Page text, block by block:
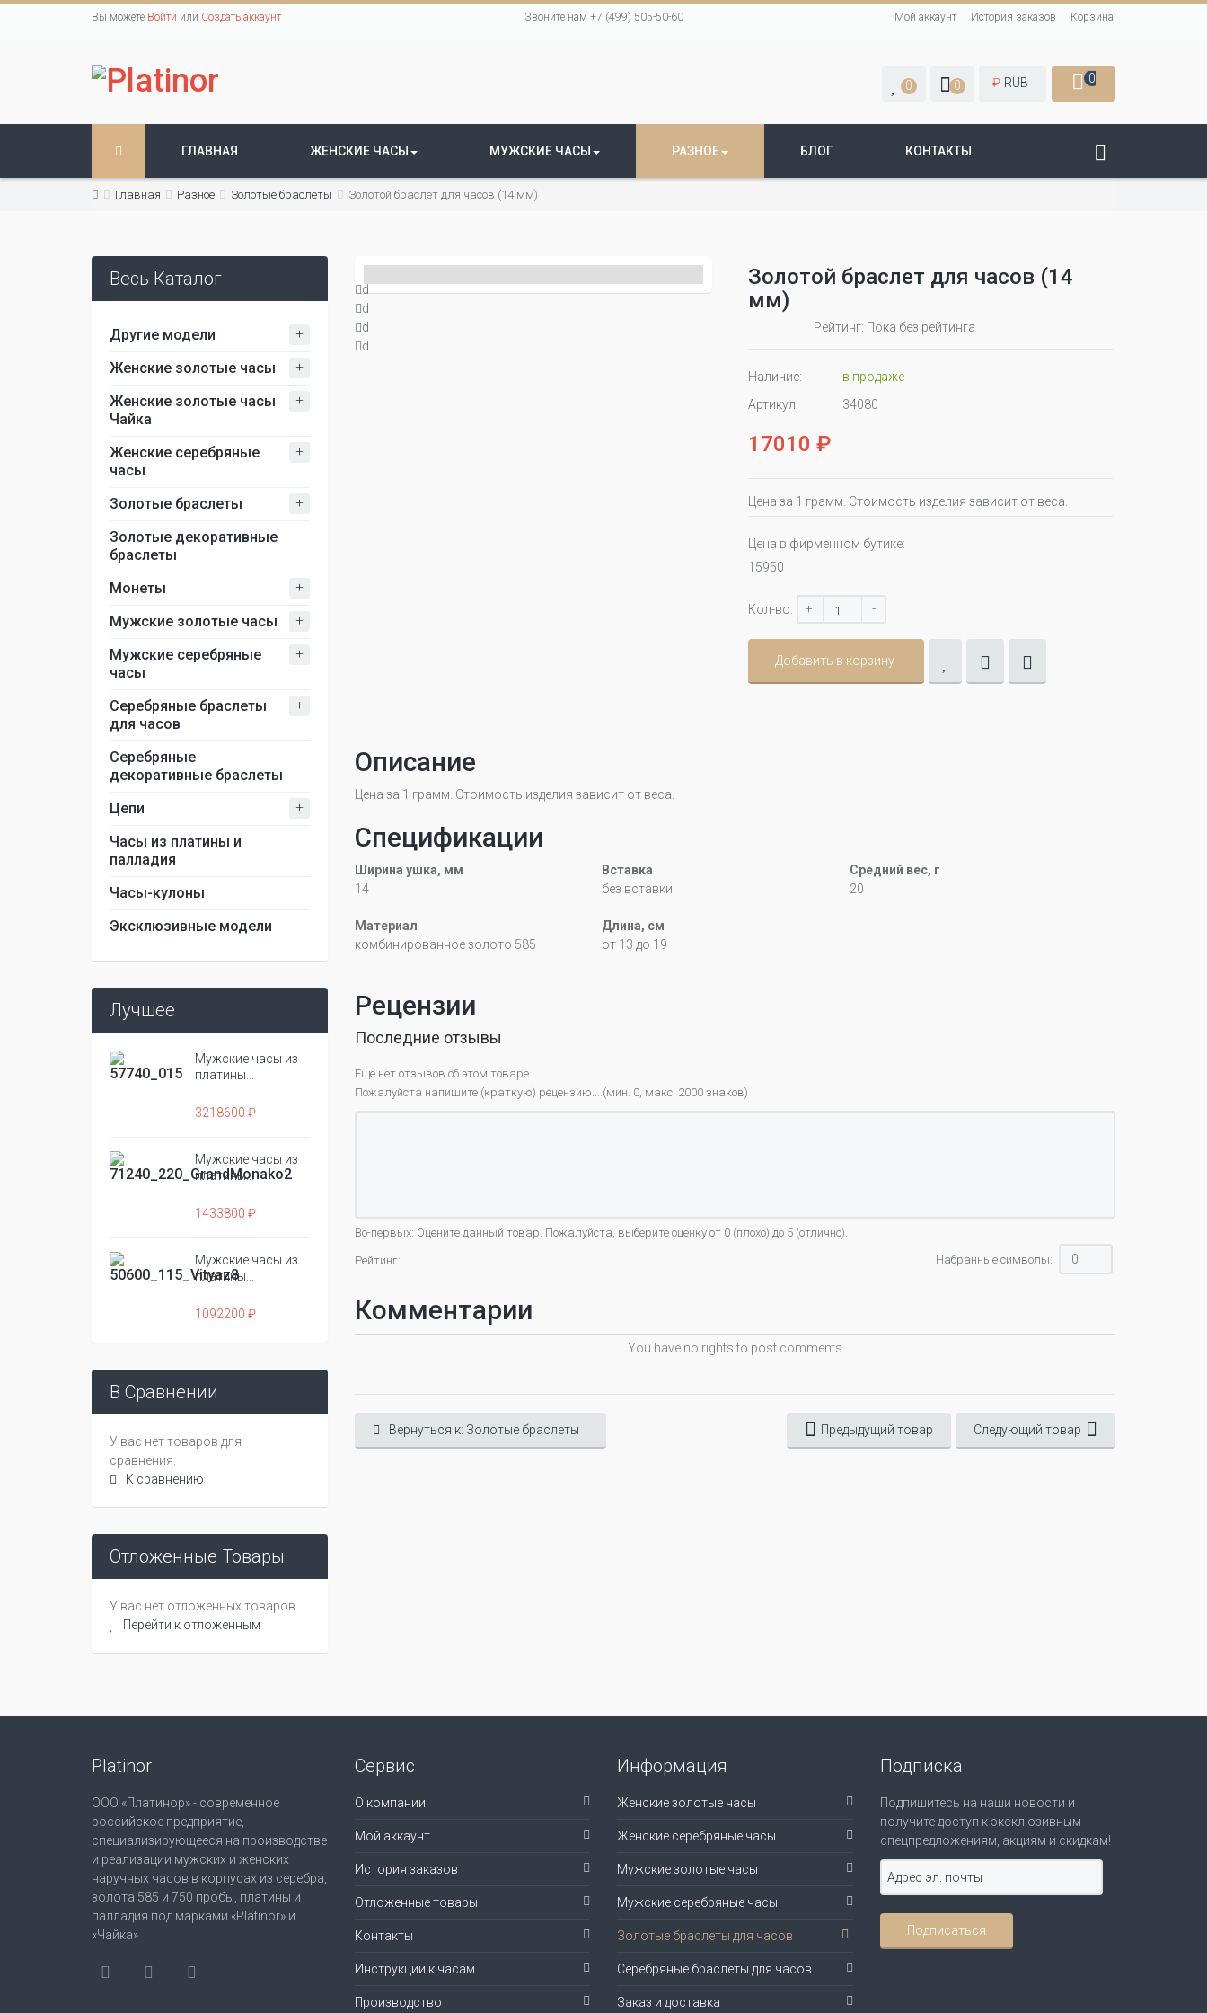
Вы можете Войти или Создать аккаунт Звоните нам +7 (499) 505-50-60 Мой аккаунт История заказов Корзина
0 0 ₽ RUB 0
ГЛАВНАЯ ЖЕНСКИЕ ЧАСЫ МУЖСКИЕ ЧАСЫ РАЗНОЕ БЛОГ КОНТАКТЫ
Главная Разное Золотые браслеты Золотой браслет для часов (14 мм)
Весь Каталог
Другие модели +
Женские золотые часы +
Женские золотые часы
Чайка
+
Женские серебряные
часы
+
Золотые браслеты +
Золотые декоративные
браслеты
Монеты
+
Мужские золотые часы +
Мужские серебряные
часы
+
Серебряные браслеты
для часов
+
Серебряные
декоративные браслеты
Цепи
+
Часы из платины и
палладия
Часы-кулоны
Эксклюзивные модели
Лучшее
Мужские часы из
платины...
3218600 ₽
Мужские часы из
платины...
1433800 ₽
Мужские часы из
платины...
1092200 ₽
В Сравнении
У вас нет товаров для
сравнения.
К сравнению
Отложенные Товары
У вас нет отложенных товаров.
Перейти к отложенным
d
d
d
d
Золотой браслет для часов (14
мм)
Рейтинг: Пока без рейтинга
Наличие:
в продаже
Артикул:
34080
17010 ₽
Цена за 1 грамм. Стоимость изделия зависит от веса.
Цена в фирменном бутике:
15950
Кол-во: + -
Добавить в корзину
Описание
Цена за 1 грамм. Стоимость изделия зависит от веса.
Спецификации
Ширина ушка, мм
14
Вставка
без вставки
Средний вес, г
20
Материал
комбинированное золото 585
Длина, см
от 13 до 19
Рецензии
Последние отзывы
Еще нет отзывов об этом товаре.
Пожалуйста напишите (краткую) рецензию....(мин. 0, макс. 2000 знаков)
Во-первых: Оцените данный товар. Пожалуйста, выберите оценку от 0 (плохо) до 5 (отлично).
Рейтинг: Набранные символы:
Комментарии
You have no rights to post comments
Вернуться к: Золотые браслеты Предыдущий товар Следующий товар
Platinor
ООО «Платинор» - современное
российское предприятие,
специализирующееся на производстве
и реализации мужских и женских
наручных часов в корпусах из серебра,
золота 585 и 750 пробы, платины и
палладия под марками «Platinor» и
«Чайка»
Сервис
О компании
Мой аккаунт
История заказов
Отложенные товары
Контакты
Инструкции к часам
Производство
Информация
Женские золотые часы
Женские серебряные часы
Мужские золотые часы
Мужские серебряные часы
Золотые браслеты для часов
Серебряные браслеты для часов
Заказ и доставка
Подписка
Подпишитесь на наши новости и
получите доступ к эксклюзивным
спецпредложениям, акциям и скидкам!